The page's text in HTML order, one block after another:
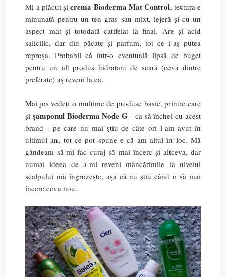
Mi-a plăcut șicrema Bioderma Mat Control, textura e
minunată pentru un ten gras sau mixt, lejeră și cu un
aspect mat și totodată catifelat la final. Are și acid
salicilic, dar din păcate și parfum, tot ce i-aș putea
reproșa. Probabil că într-o eventuală lipsă de buget
pentru un alt produs hidratant de seară (ceva dintre
preferate) aș reveni la ea.
Mai jos vedeți o mulțime de produse basic, printre care
și șamponul Bioderma Node G - ca să închei cu acest
brand - pe care nu mai știu de câte ori l-am avut în
ultimul an, tot ce pot spune e că am altul în loc. Mă
gândeam să-mi fac curaj să mai încerc și altceva, dar
numai ideea de a-mi reveni mâncărimile la nivelul
scalpului mă îngrozește, așa că nu știu când o să mai
încerc ceva nou.